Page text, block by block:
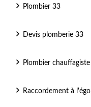
Plombier 33
Devis plomberie 33
Plombier
Raccordement à